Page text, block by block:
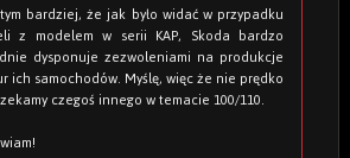
bardziej, że jak było widać w przypadku
z modelem w serii KAP, Skoda bardzo
dysponuje zezwoleniami na produkcje
ich samochodów. Myślę, więc że nie prędko
czegoś innego w temacie 100/110.